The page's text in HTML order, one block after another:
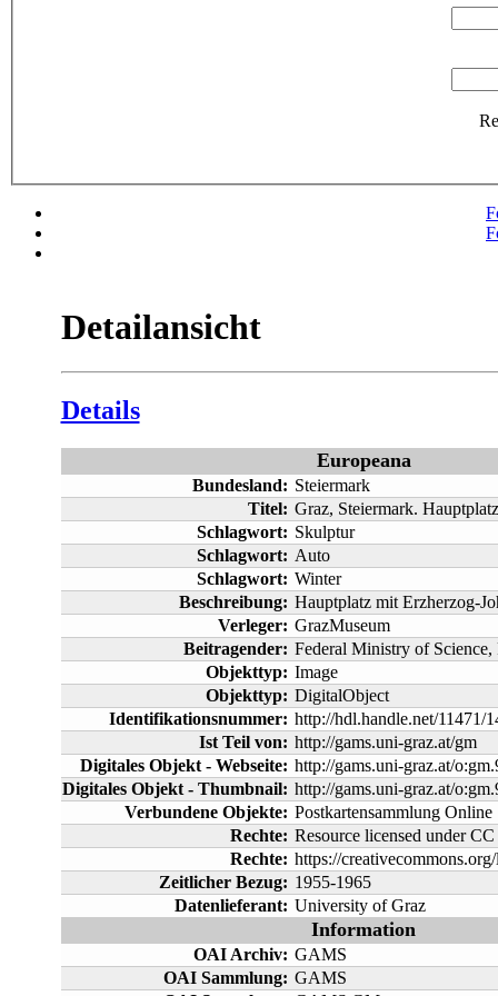
Detailansicht
Details
Europeana
Bundesland: Steiermark
Titel: Graz, Steiermark. Hauptplatz
Schlagwort: Skulptur
Schlagwort: Auto
Schlagwort: Winter
Beschreibung: Hauptplatz mit Erzherzog-
Verleger: GrazMuseum
Beitragender: Federal Ministry of Science,
Objekttyp: Image
Objekttyp: DigitalObject
Identifikationsnummer: http://hdl.handle.net/11471/
Ist Teil von: http://gams.uni-graz.at/gm
Digitales Objekt - Webseite: http://gams.uni-graz.at/
Digitales Objekt - Thumbnail: http://gams.uni-graz.at/
Verbundene Objekte: Postkartensammlung Online
Rechte: Resource licensed under
Rechte: https://
Zeitlicher Bezug: 1955-1965
Datenlieferant: University of Graz
Information
OAI Archiv: GAMS
OAI Sammlung: GAMS